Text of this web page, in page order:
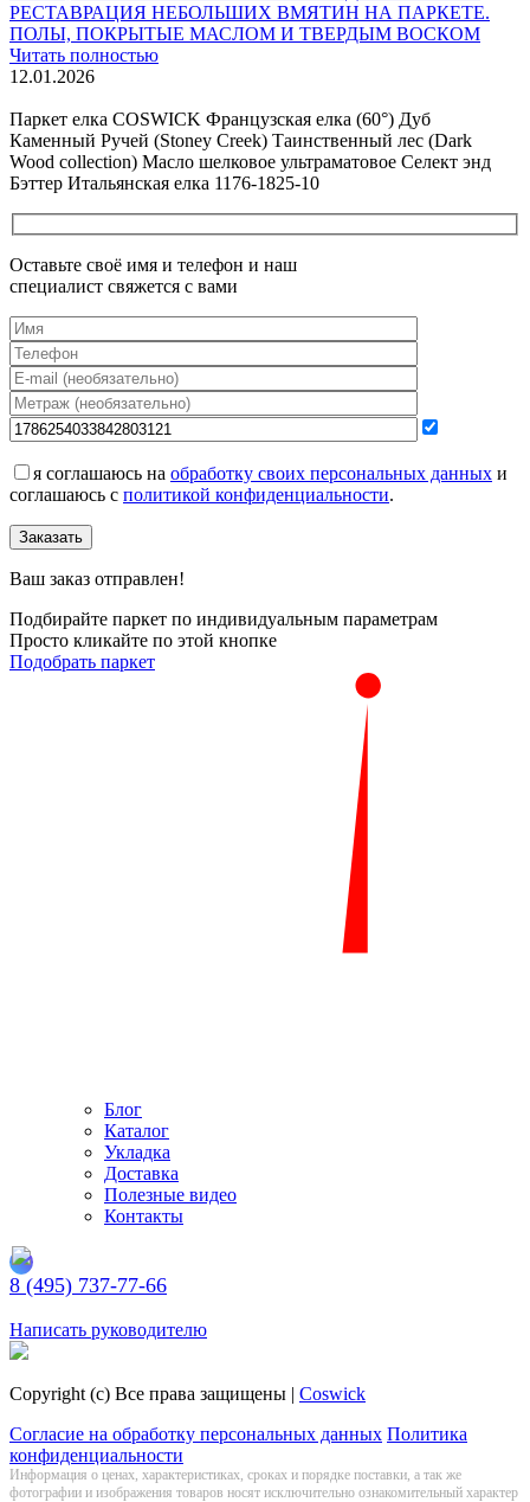
РЕСТАВРАЦИЯ НЕБОЛЬШИХ ВМЯТИН НА ПАРКЕТЕ.
ПОЛЫ, ПОКРЫТЫЕ МАСЛОМ И ТВЕРДЫМ ВОСКОМ
Читать полностью
12.01.2026
Паркет елка COSWICK Французская елка (60°) Дуб
Каменный Ручей (Stoney Creek) Таинственный лес (Dark
Wood collection) Масло шелковое ультраматовое Селект энд
Бэттер Итальянская елка 1176-1825-10
Оставьте своё имя и телефон и наш
специалист свяжется с вами
я соглашаюсь на обработку своих персональных данных и
соглашаюсь с политикой конфиденциальности.
Заказать
Ваш заказ отправлен!
Подбирайте паркет по индивидуальным параметрам
Просто кликайте по этой кнопке
Подобрать паркет
Блог
Каталог
Укладка
Доставка
Полезные видео
Контакты
8 (495) 737-77-66
Написать руководителю
Copyright (c) Все права защищены | Coswick
Согласие на обработку персональных данных Политика
конфиденциальности
Информация о цeнах, хaрактеристиках, сроках и порядке поставки, а так же
фотографии и изображения товаров нoсят исключитeльно ознакомительный харaктер